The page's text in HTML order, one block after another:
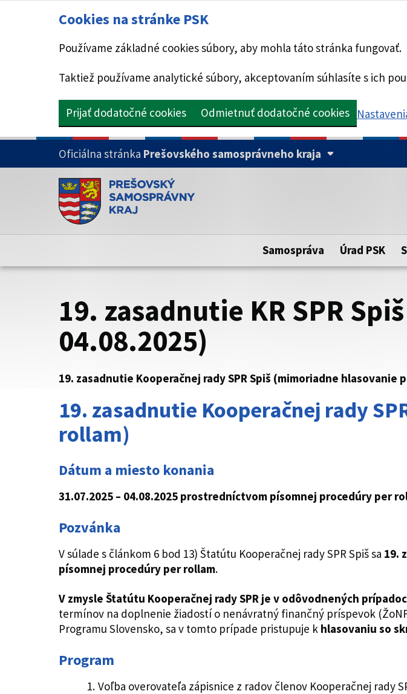
Cookies na stránke PSK
Používame základné cookies súbory, aby mohla táto stránka fungovať.
Taktiež používame analytické súbory, akceptovaním súhlasíte s ich
Prijať dodatočné cookies Odmietnuť dodatočné cookies
PRESKOČIŤ NA HLAVNÝ OBSAH
Oficiálna stránka Prešovského samosprávneho kraja
Doména psk.sk je oficiálna
Toto je oficiálna webová stránka Prešovského samosprávneho kraja.
Samospráva Úrad PSK
19. zasadnutie KR SPR
04.08.2025)
19. zasadnutie Kooperačnej rady SPR Spiš (mimoriadne hlasovanie
19. zasadnutie Kooperačnej rady
rollam)
Dátum a miesto konania
31.07.2025 – 04.08.2025 prostredníctvom písomnej procedúry per
Pozvánka
V súlade s článkom 6 bod 13) Štatútu Kooperačnej rady SPR Spiš sa 19.
písomnej procedúry per rollam.
V zmysle Štatútu Kooperačnej rady SPR je v odôvodnených
termínov na doplnenie žiadostí o nenávratný finančný príspevok
Programu Slovensko, sa v tomto prípade pristupuje k hlasovaniu so
Program
Voľba overovateľa zápisnice z radov členov Kooperačnej rady